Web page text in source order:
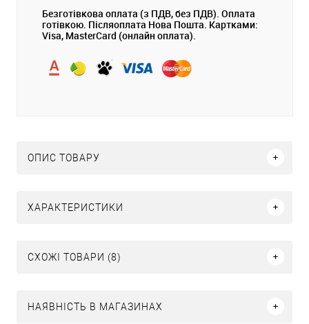
Безготівкова оплата (з ПДВ, без ПДВ). Оплата
готівкою. Післяоплата Нова Пошта. Картками:
Visa, MasterCard (онлайн оплата).
ОПИС ТОВАРУ
ХАРАКТЕРИСТИКИ
СХОЖІ ТОВАРИ (8)
НАЯВНІСТЬ В МАГАЗИНАХ